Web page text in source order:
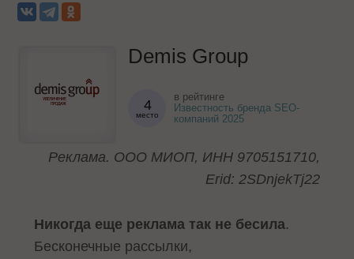
Demis Group
4
место
в рейтинге
Известность бренда SEO-
компаний 2025
Реклама. ООО МИОП, ИНН 9705151710,
Erid: 2SDnjekTj22
Никогда еще реклама так не бесила.
Бесконечные рассылки,